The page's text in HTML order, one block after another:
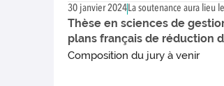
30 janvier 2024La soutenance aura lieu
Thèse en sciences de
plans français de réduction
Composition du jury à venir